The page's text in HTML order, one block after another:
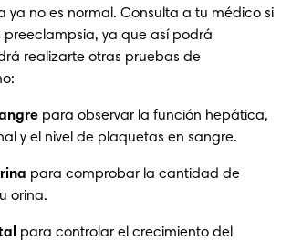
ya no es normal. Consulta a tu médico si
preeclampsia, ya que así podrá
realizarte otras pruebas de
para observar la función hepática,
y el nivel de plaquetas en sangre.
para comprobar la cantidad de
orina.
para controlar el crecimiento del